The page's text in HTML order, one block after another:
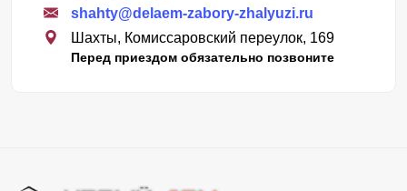
shahty@delaem-zabory-zhalyuzi.ru
Шахты, Комиссаровский переулок, 169
Перед приездом обязательно позвоните